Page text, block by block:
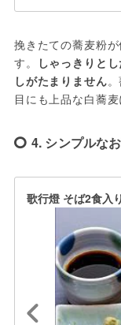
挽きたての蕎麦粉
す。
しゃっきりと
しがたまりません
目にも上品な白蕎
4. シンプルな
歌行燈 そば2食入り